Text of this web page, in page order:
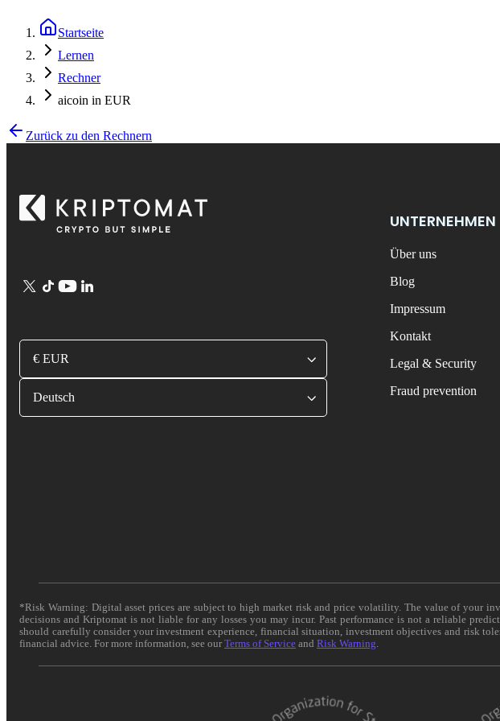
Startseite
Lernen
Rechner
aicoin in EUR
Zurück zu den Rechnern
€ EUR
Deutsch
UNTERNEHMEN
Über uns
Blog
Impressum
Kontakt
Legal & Security
Fraud prevention
*Risk Warning: Digital asset prices are subject to high market risk and price volatility. The value of your
decisions and Kriptomat is not liable for any losses you may incur. Past performance is not a reliable
should carefully consider your investment experience, financial situation, investment objectives and risk
financial advice. For more information, see ourTerms of Service and Risk Warning